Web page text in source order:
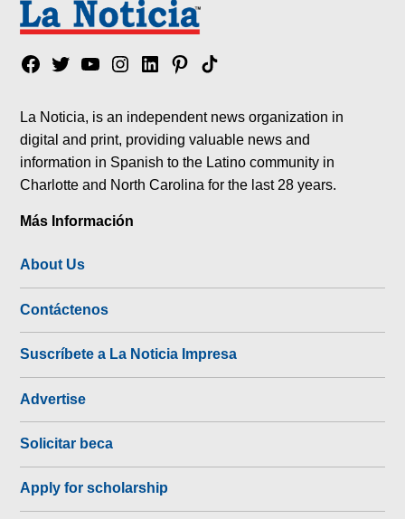
Facebook
TwitterYouTubeInstagram
LinkedinPinterest
Tik
La Noticia, is an independent news organization in
digital and print, providing valuable news and
information in Spanish to the Latino community in
Charlotte and North Carolina for the last 28 years.
Más Información
About Us
Contáctenos
Suscríbete a La Noticia Impresa
Advertise
Solicitar beca
Apply for scholarship